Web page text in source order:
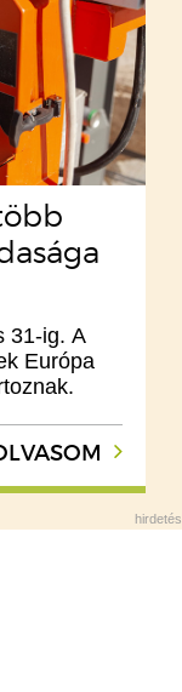
31-ig. A
Európa
hirdetés